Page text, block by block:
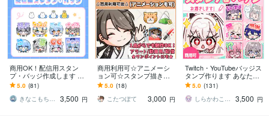
商用OK！配信用スタン
プ・バッジ作成します ＊
通常料金内で商用利用・
二次利用可能＊
5.0 (81)
きなこもち／monsteromochi
3,500 円
商用利用可☆アニメーシ
ョン可☆スタンプ描きま
す １点から作成可能！Twi
tchスタンプ、アラート、
動画にも！
5.0 (18)
こたつぽて
3,000 円
Twitch・YouTubeバッジス
タンプ作ります あなたの
世界観を、ポップでかわ
いく届けるお手伝い♡
5.0 (131)
しらかわこうめ
3,500 円